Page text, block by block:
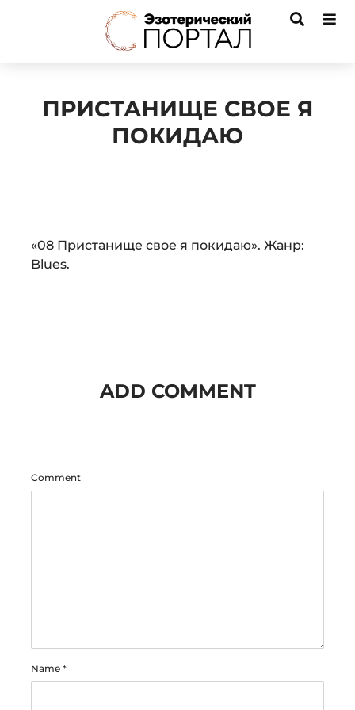
ПРИСТАНИЩЕ СВОЕ Я
ПОКИДАЮ
Audio
Player
«08 Пристанище свое я покидаю». Жанр:
Blues.
ADD COMMENT
Comment
Name *